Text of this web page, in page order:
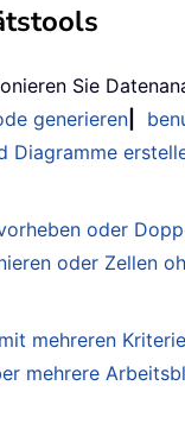
Sie
generieren
Diagramme
oder
oder Zellen
mehreren
mehrere